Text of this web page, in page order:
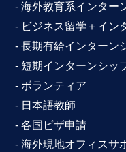
- 海外教育系インター
- ビジネス留学＋イン
- 長期有給インターン
- 短期インターンシッ
- ボランティア
- 日本語教師
- 各国ビザ申請
- 海外現地オフィスサ